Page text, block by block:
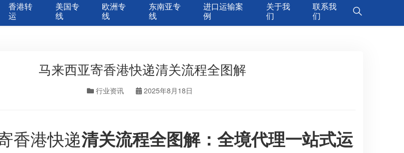
香港转
运
美国专
线
欧洲专
线
东南亚专
线
进口运输案
例
关于我
们
联系我
们
马来西亚寄香港快递清关流程全图解
行业资讯 2025年8月18日
香港快递清关流程全图解：全境代理一站式运